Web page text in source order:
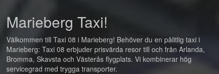
Marieberg Taxi!
Välkommen till Taxi 08 i Marieberg! Behöver du en pålitlig taxi i
Marieberg: Taxi 08 erbjuder prisvärda resor till och från Arlanda,
Bromma, Skavsta och Västerås flygplats. Vi kombinerar hög
servicegrad med trygga transporter.